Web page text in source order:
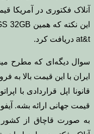
at&t دریافت کرد.
سوال دیگه‌ای که مطرح
ایران با این قیمت
قانونا اپل قراردادی با
قیمت جهانی ارائه بشه.
به صورت قاچاق از کشور